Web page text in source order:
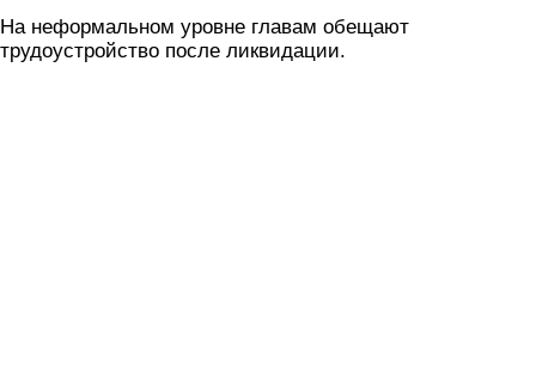
На неформальном уровне главам обещают
трудоустройство после ликвидации.